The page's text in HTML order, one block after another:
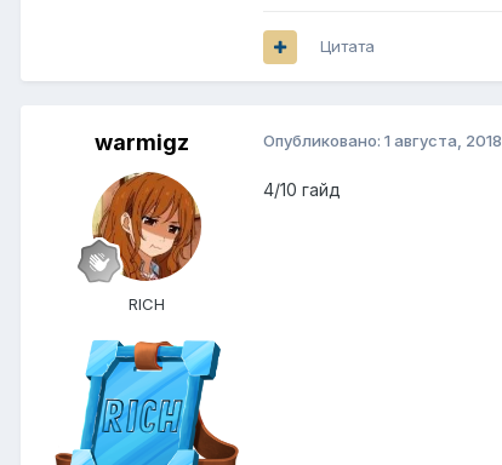
Цитата
warmigz
RICH
Опубликовано: 1 августа, 2018
4/10 гайд